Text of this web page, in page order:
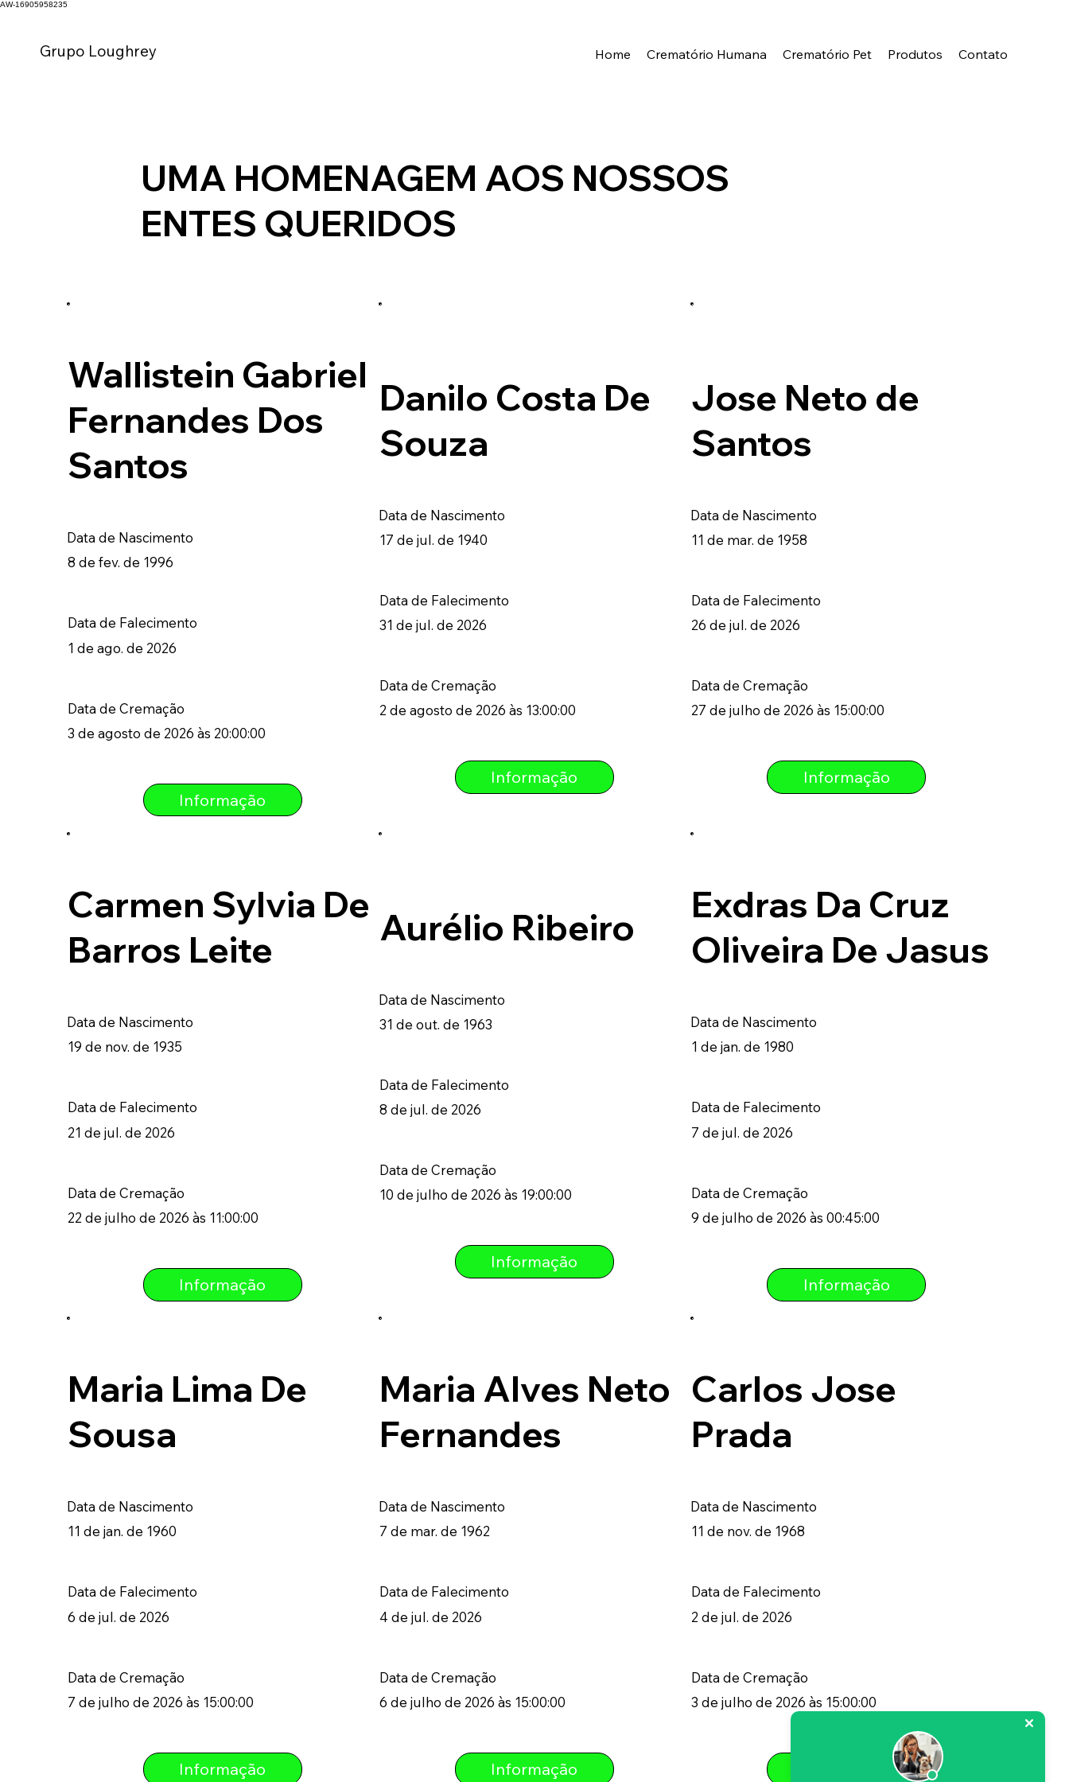
AW-16905958235
Grupo Loughrey Home Crematório Humana Crematório Pet Produtos Contato
UMA HOMENAGEM AOS NOSSOS
ENTES QUERIDOS
Wallistein Gabriel
Fernandes Dos
Santos
Data de Nascimento
8 de fev. de 1996
Data de Falecimento
1 de ago. de 2026
Data de Cremação
3 de agosto de 2026 às 20:00:00
Informação
Danilo Costa De
Souza
Data de Nascimento
17 de jul. de 1940
Data de Falecimento
31 de jul. de 2026
Data de Cremação
2 de agosto de 2026 às 13:00:00
Informação
Jose Neto de
Santos
Data de Nascimento
11 de mar. de 1958
Data de Falecimento
26 de jul. de 2026
Data de Cremação
27 de julho de 2026 às 15:00:00
Informação
Carmen Sylvia De
Barros Leite
Data de Nascimento
19 de nov. de 1935
Data de Falecimento
21 de jul. de 2026
Data de Cremação
22 de julho de 2026 às 11:00:00
Informação
Aurélio Ribeiro
Data de Nascimento
31 de out. de 1963
Data de Falecimento
8 de jul. de 2026
Data de Cremação
10 de julho de 2026 às 19:00:00
Informação
Exdras Da Cruz
Oliveira De Jasus
Data de Nascimento
1 de jan. de 1980
Data de Falecimento
7 de jul. de 2026
Data de Cremação
9 de julho de 2026 às 00:45:00
Informação
Maria Lima De
Sousa
Data de Nascimento
11 de jan. de 1960
Data de Falecimento
6 de jul. de 2026
Data de Cremação
7 de julho de 2026 às 15:00:00
Informação
Maria Alves Neto
Fernandes
Data de Nascimento
7 de mar. de 1962
Data de Falecimento
4 de jul. de 2026
Data de Cremação
6 de julho de 2026 às 15:00:00
Informação
Carlos Jose
Prada
Data de Nascimento
11 de nov. de 1968
Data de Falecimento
2 de jul. de 2026
Data de Cremação
3 de julho de 2026 às 15:00:00